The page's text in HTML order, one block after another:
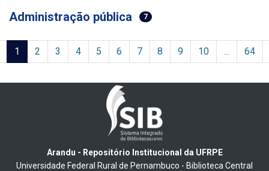
Administração pública 7
1 (current)
2 3 4 5 6 7 8 9 10 64
Arandu - Repositório Institucional da UFRPE
Universidade Federal Rural de Pernambuco - Biblioteca Central